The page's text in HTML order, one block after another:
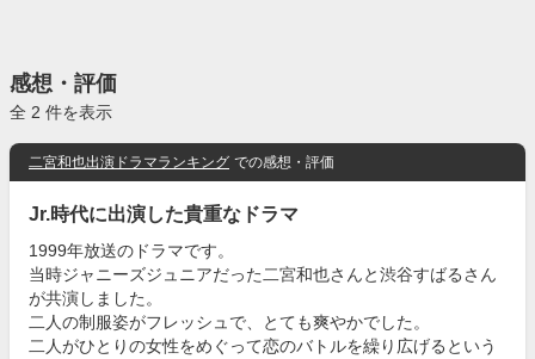
感想・評価
全 2 件を表示
二宮和也出演ドラマランキング での感想・評価
Jr.時代に出演した貴重なドラマ
1999年放送のドラマです。
当時ジャニーズジュニアだった二宮和也さんと渋谷すばるさん
が共演しました。
二人の制服姿がフレッシュで、とても爽やかでした。
二人がひとりの女性をめぐって恋のバトルを繰り広げるという